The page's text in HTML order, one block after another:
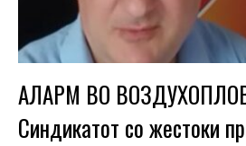
АЛАРМ ВО
Синдикатот со жестоки